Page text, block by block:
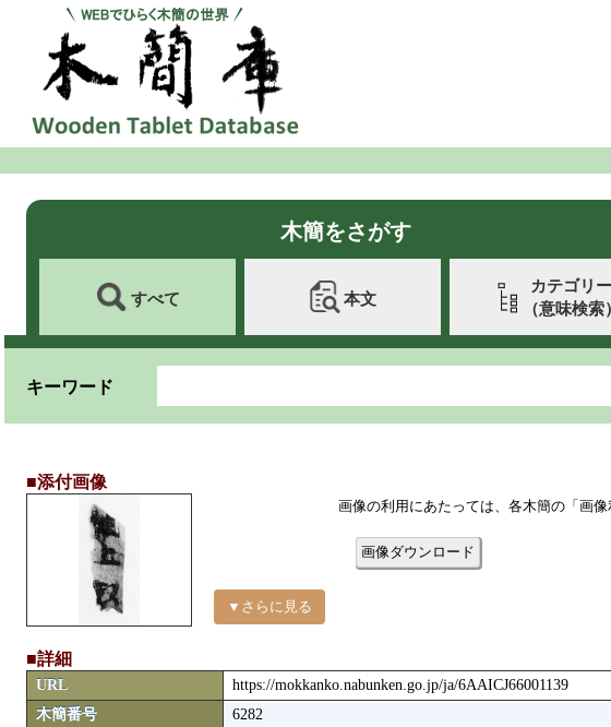
木簡をさがす
すべて 本文
カテゴリー
（意味検索）
キーワード
■添付画像
▼さらに見る
画像の利用にあたっては、各木簡の「画
画像ダウンロード
■詳細
URL
https://mokkanko.nabunken.go.jp/ja/6AAICJ66001139
木簡番号
6282